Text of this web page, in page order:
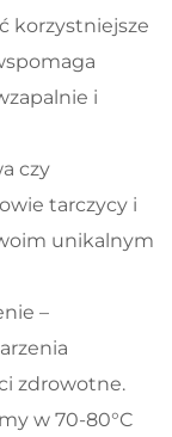
korzystniejsze
i
czy
tarczycy i
unikalnym
–
zdrowotne.
w 70-80°C